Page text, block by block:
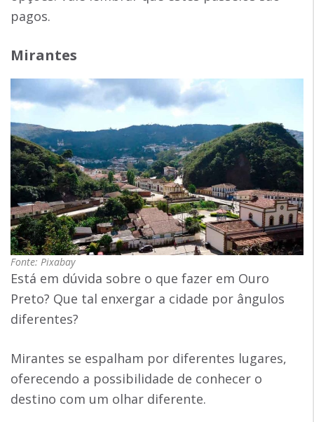
pagos.
Mirantes
Fonte: Pixabay
Está em dúvida sobre o que fazer em Ouro
Preto? Que tal enxergar a cidade por ângulos
diferentes?
Mirantes se espalham por diferentes lugares,
oferecendo a possibilidade de conhecer o
destino com um olhar diferente.